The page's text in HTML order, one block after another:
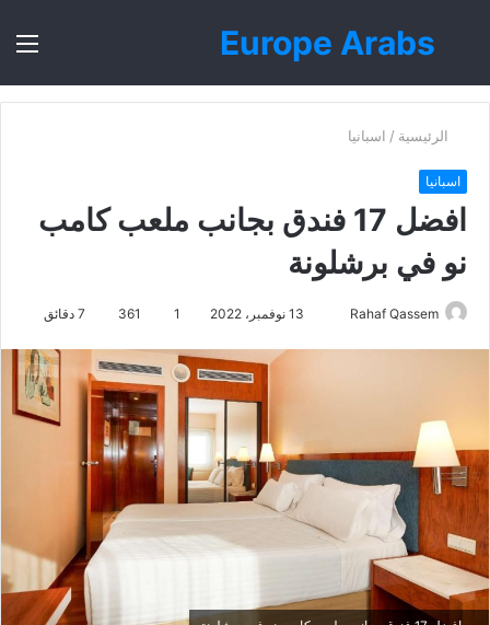
Europe Arabs
بحث
الرئيسية / اسبانيا
اسبانيا
افضل 17 فندق بجانب ملعب كامب
نو في برشلونة
Rahaf Qassem 13 نوفمبر، 2022 1
361